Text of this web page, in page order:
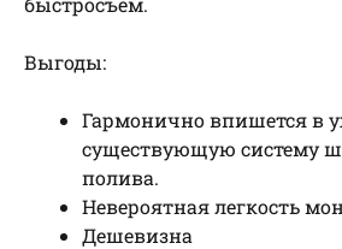
Выгоды:
Гармонично впишется в
существующую систему
полива.
Невероятная легкость
Дешевизна